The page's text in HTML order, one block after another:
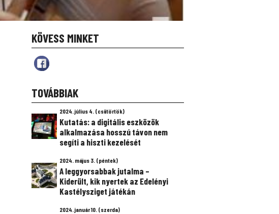
KÖVESS MINKET
TOVÁBBIAK
2024. július 4. (csütörtök)
Kutatás: a digitális eszközök
alkalmazása hosszú távon nem
segíti a hiszti kezelését
2024. május 3. (péntek)
A leggyorsabbak jutalma –
Kiderült, kik nyertek az Edelényi
Kastélysziget játékán
2024. január 10. (szerda)